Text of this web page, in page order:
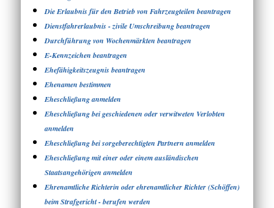
Die Erlaubnis für den Betrieb von Fahrzeugteilen beantragen
Dienstfahrerlaubnis - zivile Umschreibung beantragen
Durchführung von Wochenmärkten beantragen
E-Kennzeichen beantragen
Ehefähigkeitszeugnis beantragen
Ehenamen bestimmen
Eheschließung anmelden
Eheschließung bei geschiedenen oder verwitweten Verlobten
anmelden
Eheschließung bei sorgeberechtigten Partnern anmelden
Eheschließung mit einer oder einem ausländischen
Staatsangehörigen anmelden
Ehrenamtliche Richterin oder ehrenamtlicher Richter (Schöffen)
beim Strafgericht - berufen werden